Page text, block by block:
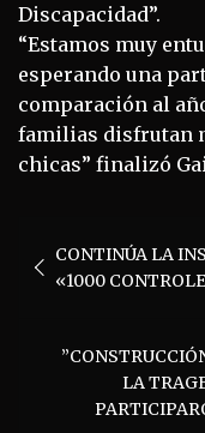
Discapacidad”.
“Estamos muy
esperando una
comparación al
familias disfrutan
chicas” finalizó
Navegación
de CONTINÚA LA
«1000
LA